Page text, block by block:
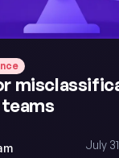
July